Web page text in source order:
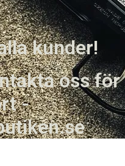
kunder!
oss för
-